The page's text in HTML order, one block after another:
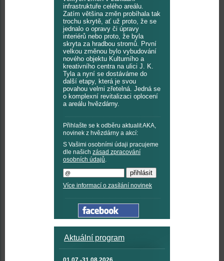
infrastruktuře celého areálu.
Zatím většina změn probíhala tak
trochu skrytě, ať už proto, že se
jednalo o opravy či úpravy
interiérů nebo proto, že byla
skryta za hradbou stromů. První
velkou změnou bylo vybudování
nového objektu Kulturního a
kreativního centra na ulici J. K.
Tyla a nyní se dostáváme do
další etapy, která je svou
povahou velmi zřetelná. Jedná se
o komplexní revitalizaci oplocení
a areálu hvězdárny.
Přihlašte se k odběru aktualit AKA,
novinek z hvězdárny a akcí:
S Vašimi osobními údaji pracujeme
dle našich zásad zpracování
osobních údajů.
Více informací o zasílání novinek
Aktuální program